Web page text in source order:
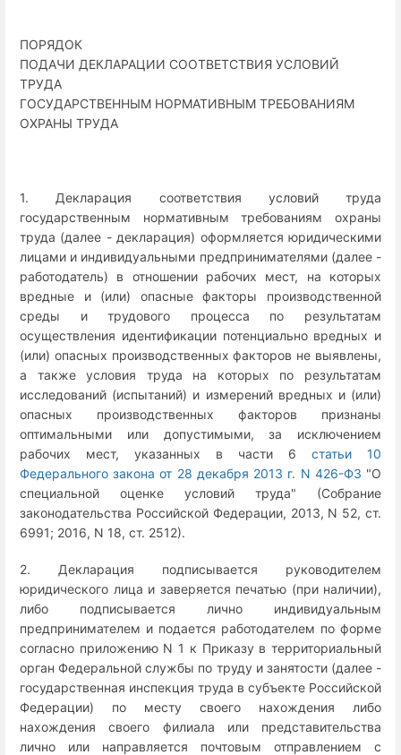
ПОРЯДОК
ПОДАЧИ ДЕКЛАРАЦИИ СООТВЕТСТВИЯ УСЛОВИЙ
ТРУДА
ГОСУДАРСТВЕННЫМ НОРМАТИВНЫМ ТРЕБОВАНИЯМ
ОХРАНЫ ТРУДА
1. Декларация соответствия условий труда
государственным нормативным требованиям охраны
труда (далее - декларация) оформляется юридическими
лицами и индивидуальными предпринимателями (далее -
работодатель) в отношении рабочих мест, на которых
вредные и (или) опасные факторы производственной
среды и трудового процесса по результатам
осуществления идентификации потенциально вредных и
(или) опасных производственных факторов не выявлены,
а также условия труда на которых по результатам
исследований (испытаний) и измерений вредных и (или)
опасных производственных факторов признаны
оптимальными или допустимыми, за исключением
рабочих мест, указанных в части 6 статьи 10
Федерального закона от 28 декабря 2013 г. N 426-ФЗ "О
специальной оценке условий труда" (Собрание
законодательства Российской Федерации, 2013, N 52, ст.
6991; 2016, N 18, ст. 2512).
2. Декларация подписывается руководителем
юридического лица и заверяется печатью (при наличии),
либо подписывается лично индивидуальным
предпринимателем и подается работодателем по форме
согласно приложению N 1 к Приказу в территориальный
орган Федеральной службы по труду и занятости (далее -
государственная инспекция труда в субъекте Российской
Федерации) по месту своего нахождения либо
нахождения своего филиала или представительства
лично или направляется почтовым отправлением с